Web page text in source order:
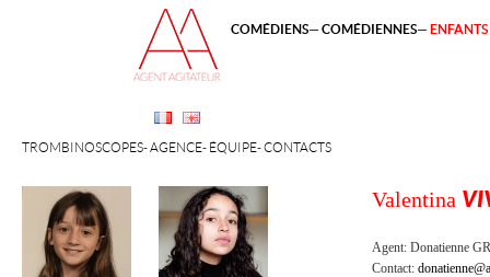
TROMBINOSCOPES AGENCE ÉQUIPE CONTACTS
COMÉDIENS COMÉDIENNES
Valentina
Agent: Donatienne
Contact: